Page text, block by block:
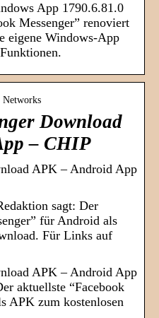
App 1790.6.81.0
Messenger” renoviert
eigene Windows-App
Download
– CHIP
APK – Android App
sagt: Der
für Android als
Für Links auf
APK – Android App
aktuellste “Facebook
APK zum kostenlosen